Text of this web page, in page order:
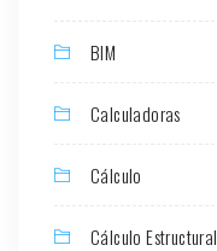
BIM
Calculadoras
Cálculo
Cálculo Estructural